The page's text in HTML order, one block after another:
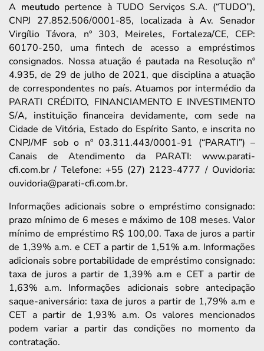
A meutudopertence à TUDO Serviços S.A. (“TUDO”),
CNPJ 27.852.506/0001-85, localizada à Av. Senador
Virgílio Távora, nº 303, Meireles, Fortaleza/CE, CEP:
60170-250, uma fintech de acesso a empréstimos
consignados. Nossa atuação é pautada na Resolução nº
4.935, de 29 de julho de 2021, que disciplina a atuação
de correspondentes no país. Atuamos por intermédio da
PARATI CRÉDITO, FINANCIAMENTO E INVESTIMENTO
S/A, instituição financeira devidamente, com sede na
Cidade de Vitória, Estado do Espírito Santo, e inscrita no
CNPJ/MF sob o nº 03.311.443/0001-91 (“PARATI”) –
Canais de Atendimento da PARATI: www.parati-
cfi.com.br / Telefone: +55 (27) 2123-4777 / Ouvidoria:
ouvidoria@parati-cfi.com.br.
Informações adicionais sobre o empréstimo consignado:
prazo mínimo de 6 meses e máximo de 108 meses. Valor
mínimo de empréstimo R$ 100,00. Taxa de juros a partir
de 1,39% a.m. e CET a partir de 1,51% a.m. Informações
adicionais sobre portabilidade de empréstimo consignado:
taxa de juros a partir de 1,39% a.m e CET a partir de
1,63% a.m. Informações adicionais sobre antecipação
saque-aniversário: taxa de juros a partir de 1,79% a.m e
CET a partir de 1,93% a.m. Os valores mencionados
podem variar a partir das condições no momento da
contratação.